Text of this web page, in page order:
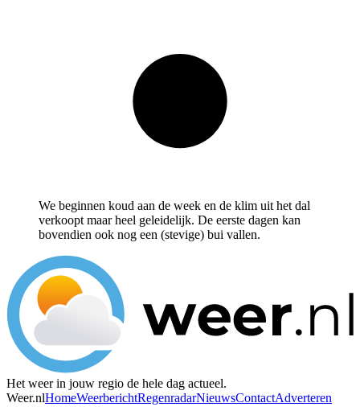
We beginnen koud aan de week en de klim uit het dal
verkoopt maar heel geleidelijk. De eerste dagen kan
bovendien ook nog een (stevige) bui vallen.
Het weer in jouw regio de hele dag actueel.
Weer.nlHomeWeerberichtRegenradarNieuwsContactAdverteren